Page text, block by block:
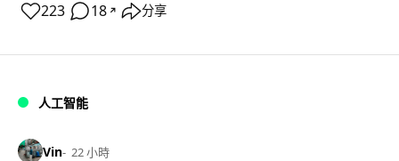
223 18 ↗ 分享
人工智能
Vin 22 小時